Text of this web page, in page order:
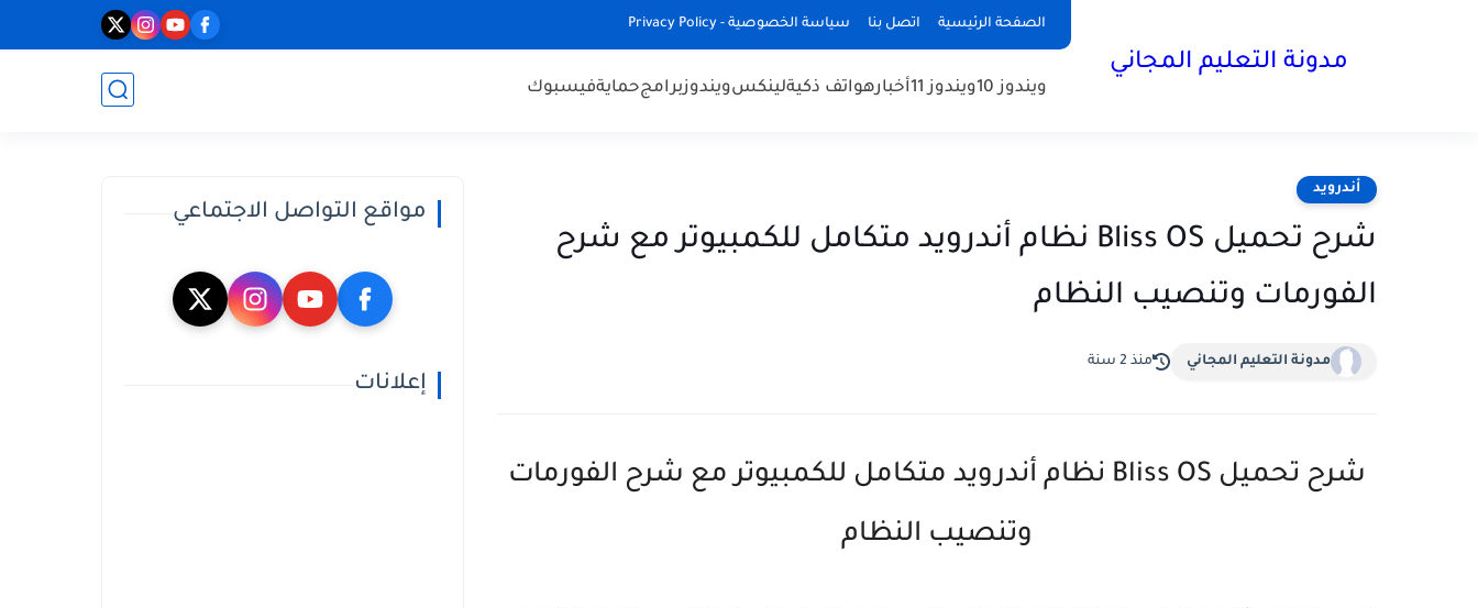
الصفحة الرئيسية اتصل بنا سياسة الخصوصية - Privacy Policy
مدونة التعليم المجاني
ويندوز 10 ويندوز 11 أخبارهواتف ذكيةلينكسويندوزبرامجحمايةفيسبوك
أندرويد
شرح تحميل Bliss OS نظام أندرويد متكامل للكمبيوتر مع شرح
الفورمات وتنصيب النظام
مدونة التعليم المجاني منذ 2 سنة
شرح تحميل Bliss OS نظام أندرويد متكامل للكمبيوتر مع شرح الفورمات
وتنصيب النظام
مواقع التواصل الاجتماعي
إعلانات